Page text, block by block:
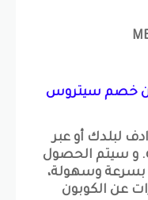
خصم سيتروس
لبلدك أو عبر
customercare@citruss.com. و سيتم الحصول
بسرعة وسهولة،
عن الكوبون